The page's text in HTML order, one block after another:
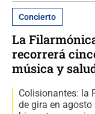
Concierto
La
recorrerá
música y
Colisionantes: la
de gira en